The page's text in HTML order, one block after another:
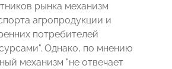
рынка механизм
агропродукции и
потребителей
Однако, по мнению
механизм "не отвечает